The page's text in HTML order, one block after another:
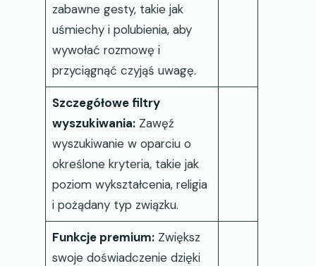
zabawne gesty, takie jak
uśmiechy i polubienia, aby
wywołać rozmowę i
przyciągnąć czyjąś uwagę.
Szczegółowe filtry
wyszukiwania:Zawęź
wyszukiwanie w oparciu o
określone kryteria, takie jak
poziom wykształcenia, religia
i pożądany typ związku.
Funkcje premium:Zwiększ
swoje doświadczenie dzięki